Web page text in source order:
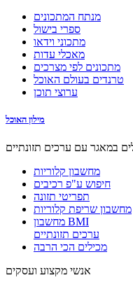
מנתח המתכונים
ספרי בישול
מתכוני וידאו
מאכלי עדות
מתכונים לפי מצרכים
טרנדים בעולם האוכל
ערוצי תוכן
מילון האוכל
מחשבון קלוריות
חיפוש ע"פ רכיבים
תפריטי תזונה
מחשבון שריפת קלוריות
מחשבון BMI
ערכים תזונתיים
מכילים הכי הרבה
אנשי מקצוע ועסקים